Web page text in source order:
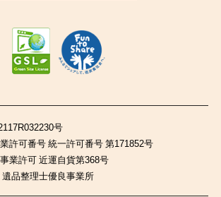
号
許可番号 統一許可番号 第171852号
業許可 近運自貨第368号
品整理士優良事業所